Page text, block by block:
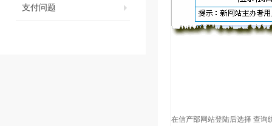
支付问题
在信产部网站登陆后选择 查询